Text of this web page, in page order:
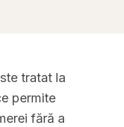
tratat la
permite
fără a